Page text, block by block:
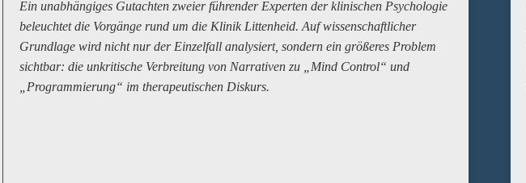
Ein unabhängiges Gutachten zweier führender Experten der klinischen Psychologie
beleuchtet die Vorgänge rund um die Klinik Littenheid. Auf wissenschaftlicher
Grundlage wird nicht nur der Einzelfall analysiert, sondern ein größeres Problem
sichtbar: die unkritische Verbreitung von Narrativen zu „Mind Control“ und
„Programmierung“ im therapeutischen Diskurs.